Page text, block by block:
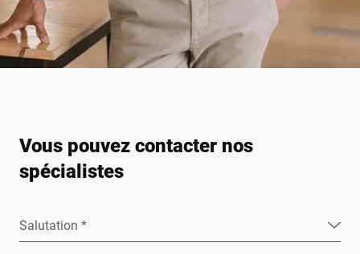
Vous pouvez contacter nos
spécialistes
Salutation *